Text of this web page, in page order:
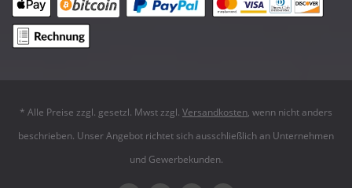
* Alle Preise zzgl. gesetzl. Mwst zzgl. Versandkosten, wenn nicht anders
beschrieben. Unser Angebot richtet sich ausschließlich an Unternehmen
und Gewerbekunden.